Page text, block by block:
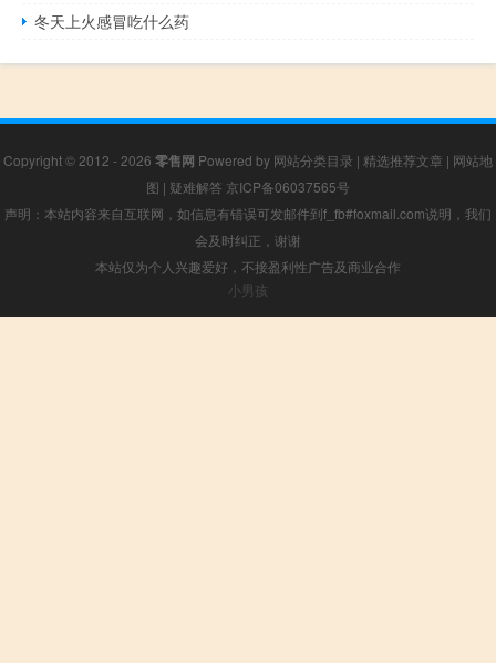
冬天上火感冒吃什么药
Copyright © 2012 - 2026 零售网 Powered by 网站分类目录 | 精选推荐文章 | 网站地
图 | 疑难解答 京ICP备06037565号
声明：本站内容来自互联网，如信息有错误可发邮件到f_fb#foxmail.com说明，我们
会及时纠正，谢谢
本站仅为个人兴趣爱好，不接盈利性广告及商业合作
小男孩